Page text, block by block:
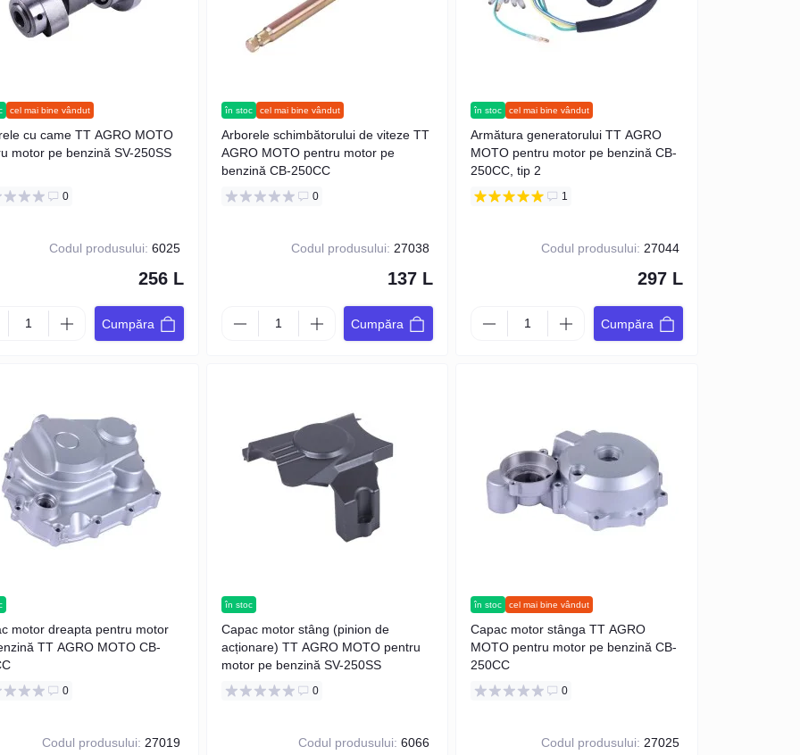
cel mai bine vândut
cu came TT AGRO MOTO
motor pe benzină SV-250SS
0
Codul produsului: 6025
256 L
Cumpăra
în stoc cel mai bine vândut
Arborele schimbătorului de viteze TT
AGRO MOTO pentru motor pe
benzină CB-250CC
0
Codul produsului: 27038
137 L
Cumpăra
în stoc cel mai bine vândut
Armătura generatorului TT AGRO
MOTO pentru motor pe benzină CB-
250CC, tip 2
1
Codul produsului: 27044
297 L
Cumpăra
motor dreapta pentru motor
TT AGRO MOTO CB-
0
Codul produsului: 27019
în stoc
Capac motor stâng (pinion de
acționare) TT AGRO MOTO pentru
motor pe benzină SV-250SS
0
Codul produsului: 6066
în stoc cel mai bine vândut
Capac motor stânga TT AGRO
MOTO pentru motor pe benzină CB-
250CC
0
Codul produsului: 27025